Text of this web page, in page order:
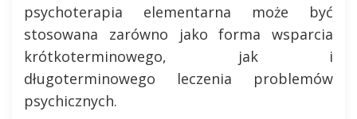
psychoterapia elementarna może być
stosowana zarówno jako forma wsparcia
krótkoterminowego, jak i
długoterminowego leczenia problemów
psychicznych.